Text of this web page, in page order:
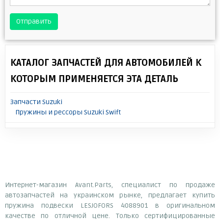
Отправить
КАТАЛОГ ЗАПЧАСТЕЙ ДЛЯ АВТОМОБИЛЕЙ К
КОТОРЫМ ПРИМЕНЯЕТСЯ ЭТА ДЕТАЛЬ
Запчасти Suzuki
Пружины и рессоры Suzuki Swift
Интернет-магазин Avant.Parts, специалист по продаже
автозапчастей на украинском рынке, предлагает купить
пружина подвески LESJOFORS 4088901 в оригинальном
качестве по отличной цене. Только сертифицированные